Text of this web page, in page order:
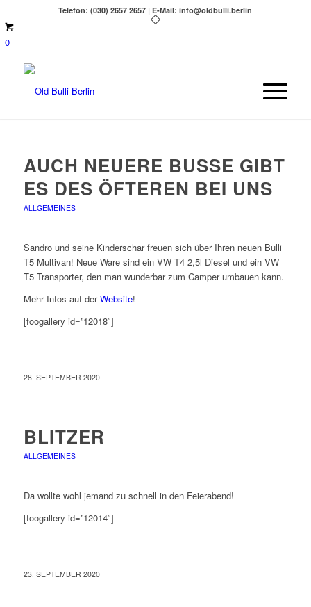
Telefon: (030) 2657 2657 | E-Mail: info@oldbulli.berlin
0
AUCH NEUERE BUSSE GIBT
ES DES ÖFTEREN BEI UNS
ALLGEMEINES
Sandro und seine Kinderschar freuen sich über Ihren neuen Bulli
T5 Multivan! Neue Ware sind ein VW T4 2,5l Diesel und ein VW
T5 Transporter, den man wunderbar zum Camper umbauen kann.
Mehr Infos auf derWebsite!
[foogallery id=”12018″]
28. SEPTEMBER 2020
BLITZER
ALLGEMEINES
Da wollte wohl jemand zu schnell in den Feierabend!
[foogallery id=”12014″]
23. SEPTEMBER 2020